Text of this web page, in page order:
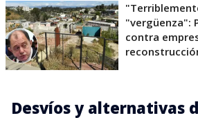
"vergüenza":
contra
Desvíos y alternativas